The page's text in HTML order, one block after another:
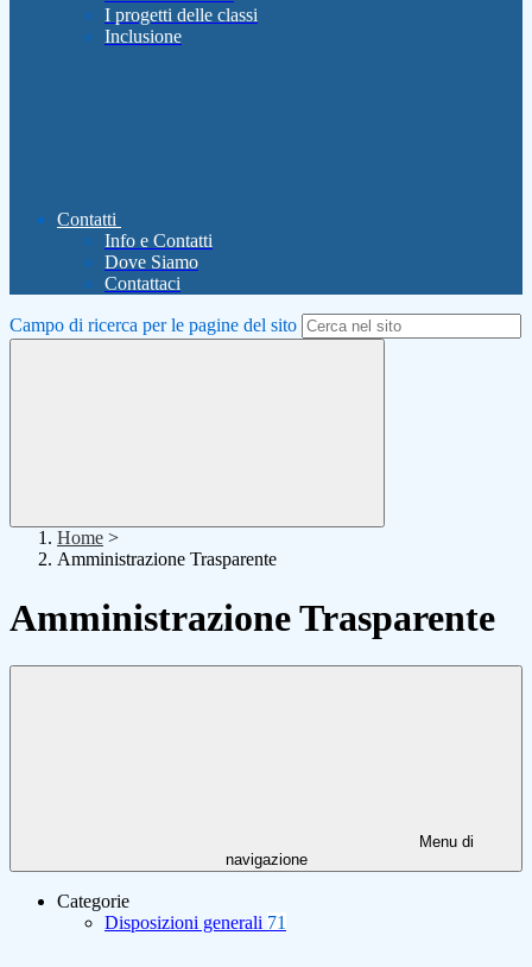
I progetti delle classi
Inclusione
Contatti
Info e Contatti
Dove Siamo
Contattaci
Campo di ricerca per le pagine del sito
Home >
Amministrazione Trasparente
Amministrazione Trasparente
Menu di
navigazione
Categorie
Disposizioni generali 71